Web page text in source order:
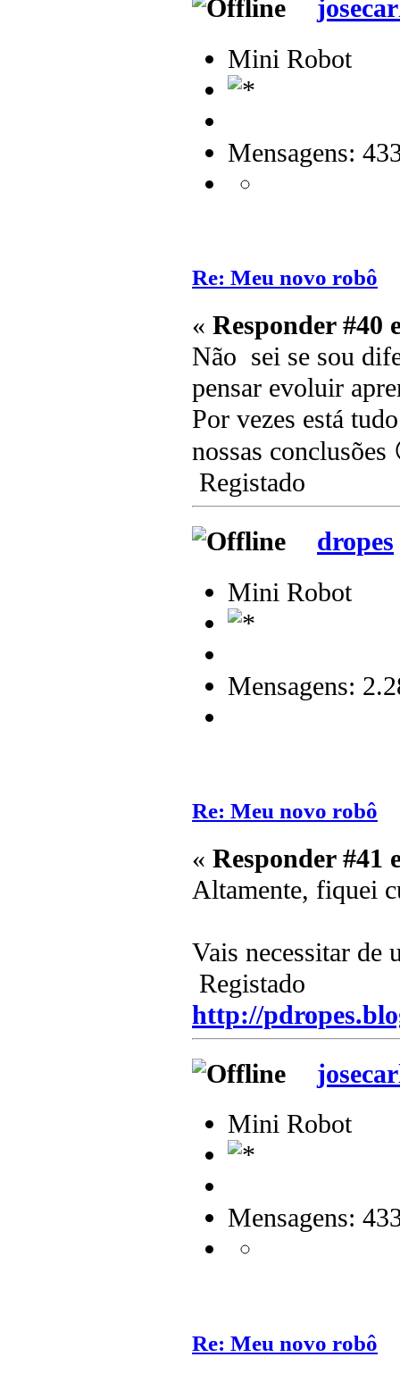
Mini Robot
Mensagens:
Re: Meu novo robô
« Responder #40
Não sei se sou
pensar evoluir
Por vezes está
nossas conclusões
Registado
dropes
Mini Robot
Mensagens:
Re: Meu novo robô
« Responder #41
Altamente, fiquei
Vais necessitar de
Registado
http://
Mini Robot
Mensagens:
Re: Meu novo robô